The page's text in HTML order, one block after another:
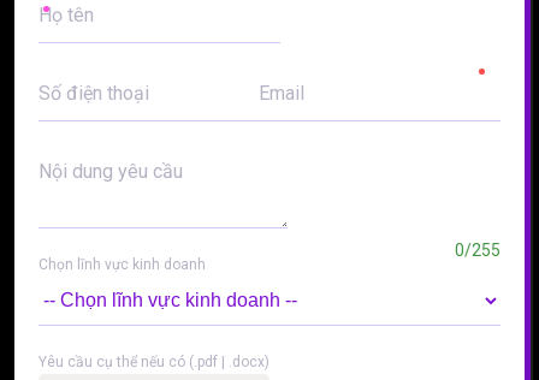
Họ tên
Số điện thoại Email
Nội dung yêu cầu
0/255
Chọn lĩnh vực kinh doanh
Yêu cầu cụ thể nếu có (.pdf | .docx)